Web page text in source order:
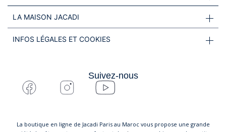
LA MAISON JACADI
INFOS LÉGALES ET COOKIES
Suivez-nous
La boutique en ligne de Jacadi Paris au Maroc vous propose une grande